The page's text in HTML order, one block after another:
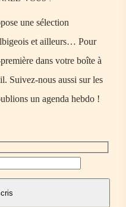
une sélection
et ailleurs… Pour
dans votre boîte à
Suivez-nous aussi sur les
un agenda hebdo !